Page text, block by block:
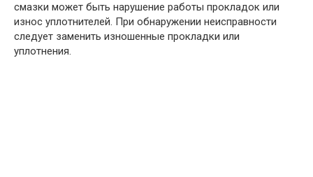
смазки может быть нарушение работы прокладок или
износ уплотнителей. При обнаружении неисправности
следует заменить изношенные прокладки или
уплотнения.